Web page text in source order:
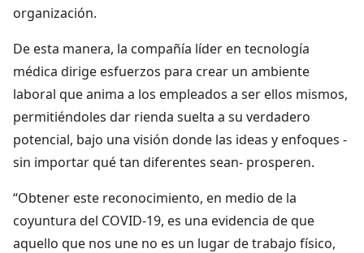
organización.
De esta manera, la compañía líder en tecnología
médica dirige esfuerzos para crear un ambiente
laboral que anima a los empleados a ser ellos mismos,
permitiéndoles dar rienda suelta a su verdadero
potencial, bajo una visión donde las ideas y enfoques -
sin importar qué tan diferentes sean- prosperen.
“Obtener este reconocimiento, en medio de la
coyuntura del COVID-19, es una evidencia de que
aquello que nos une no es un lugar de trabajo físico,